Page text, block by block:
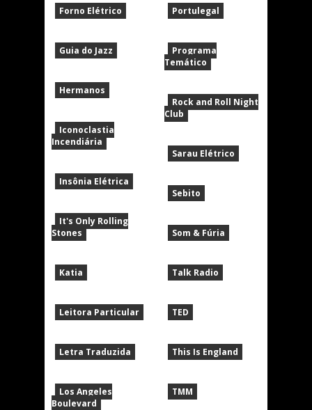
Forno Elétrico
Guia do Jazz
Hermanos
Iconoclastia
Incendiária
Insônia Elétrica
It's Only Rolling
Stones
Katia
Leitora Particular
Letra Traduzida
Los Angeles
Boulevard
Portulegal
Programa
Temático
Rock and Roll Night
Club
Sarau Elétrico
Sebito
Som & Fúria
Talk Radio
TED
This Is England
TMM